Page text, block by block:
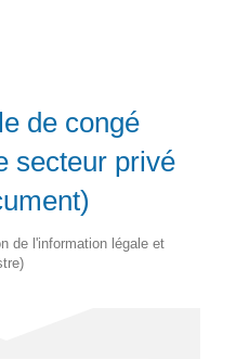
de congé
secteur privé
de l'information légale et